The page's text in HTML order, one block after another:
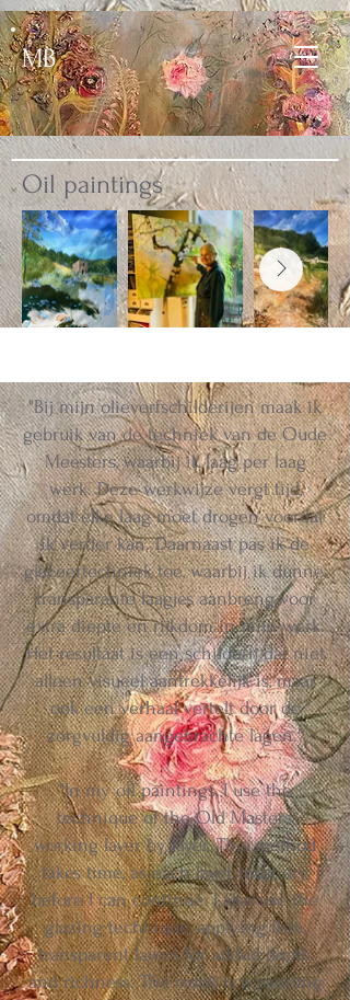
MB
Oil paintings
"Bij mijn olieverfschilderijen maak ik
gebruik van de techniek van de Oude
Meesters, waarbij ik laag per laag
werk. Deze werkwijze vergt tijd,
omdat elke laag moet drogen voordat
ik verder kan. Daarnaast pas ik de
glaceertechniek toe, waarbij ik dunne,
transparante laagjes aanbreng voor
extra diepte en rijkdom in mijn werk.
Het resultaat is een schilderij dat niet
alleen visueel aantrekkelijk is, maar
ook een verhaal vertelt door de
zorgvuldig aangebrachte lagen."
"In my oil paintings, I use the
technique of the Old Masters,
working layer by layer. This method
takes time, as each layer must dry
before I can continue. I also use the
glazing technique, applying thin,
transparent layers for added depth
and richness. The result is a painting